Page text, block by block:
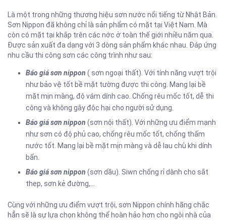
Là một trong những thương hiệu sơn nước nổi tiếng từ Nhật Bản.
Sơn Nippon đã không chỉ là sản phẩm có mặt tại Việt Nam. Mà
còn có mặt tại khắp trên các nớc ở toàn thế giới nhiều năm qua.
Được sản xuất đa dạng với 3 dòng sản phẩm khác nhau. Đáp ứng
nhu cầu thi công sơn các công trình như sau:
Báo giá sơn nippon ( sơn ngoại thất). Với tính năng vượt trội
như bảo vệ tốt bề mặt tường được thi công. Mang lại bề
mặt mịn màng, độ vám dính cao. Chống rêu mốc tốt, dễ thi
công và không gây độc hại cho người sử dụng.
Báo giá sơn nippon (sơn nội thất). Với những ưu điểm mạnh
như sơn có độ phủ cao, chống rêu mốc tốt, chống thấm
nước tốt. Mang lại bề mặt mịn màng và dễ lau chù khi dính
bẩn.
Báo giá sơn nippon (sơn dầu). Siwn chống rỉ dành cho sắt
thep, sơn kẻ đường,…
Cùng với những ưu điểm vượt trội, sơn Nippon chính hãng chắc
hẳn sẽ là sự lựa chọn không thể hoàn hảo hơn cho ngôi nhà của